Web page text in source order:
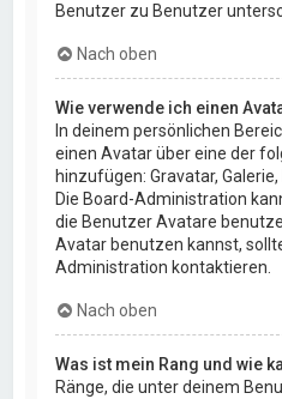
Benutzer zu Benutzer
Nach oben
Wie verwende ich einen
In deinem persönlichen
einen Avatar über eine der
hinzufügen: Gravatar,
Die Board-Administration
die Benutzer Avatare
Avatar benutzen kannst,
Administration kontaktieren.
Nach oben
Was ist mein Rang und wie
Ränge, die unter deinem